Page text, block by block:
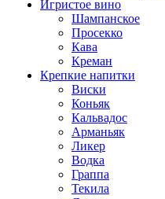
Игристое вино
Шампанское
Просекко
Кава
Креман
Крепкие напитки
Виски
Коньяк
Кальвадос
Арманьяк
Ликер
Водка
Граппа
Текила